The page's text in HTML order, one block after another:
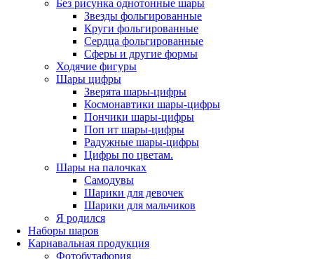
Без рисунка однотонные шары
Звезды фольгированные
Круги фольгированные
Сердца фольгированные
Сферы и другие формы
Ходячие фигуры
Шары цифры
Зверята шары-цифры
Космонавтики шары-цифры
Пончики шары-цифры
Поп ит шары-цифры
Радужные шары-цифры
Цифры по цветам.
Шары на палочках
Самодувы
Шарики для девочек
Шарики для мальчиков
Я родился
Наборы шаров
Карнавальная продукция
Фотобутафория